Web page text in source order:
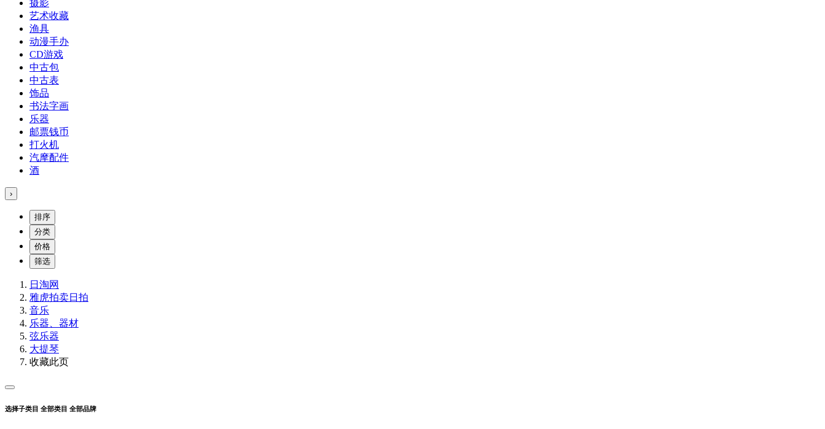
摄影
艺术收藏
渔具
动漫手办
CD游戏
中古包
中古表
饰品
书法字画
乐器
邮票钱币
打火机
汽摩配件
酒
›
排序
分类
价格
筛选
日淘网
雅虎拍卖日拍
音乐
乐器、器材
弦乐器
大提琴
收藏此页
选择子类目 全部类目 全部品牌